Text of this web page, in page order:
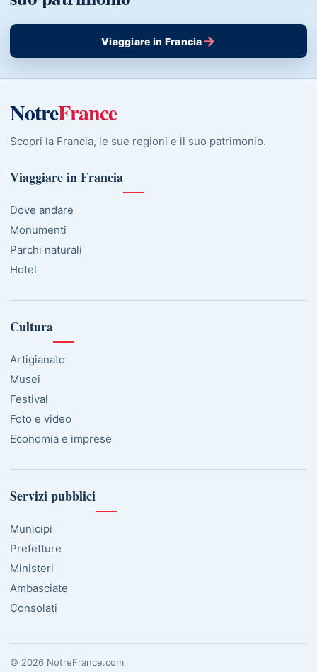
Viaggiare in Francia→
NotreFrance
Scopri la Francia, le sue regioni e il suo patrimonio.
Viaggiare in Francia
Dove andare
Monumenti
Parchi naturali
Hotel
Cultura
Artigianato
Musei
Festival
Foto e video
Economia e imprese
Servizi pubblici
Municipi
Prefetture
Ministeri
Ambasciate
Consolati
© 2026 NotreFrance.com